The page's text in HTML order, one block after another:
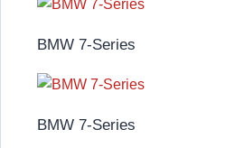
BMW 7-Series
BMW 7-Series